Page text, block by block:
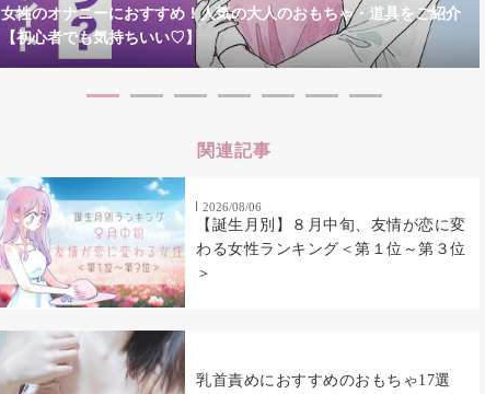
女性のオナニーにおすすめ！人気の大人のおもちゃ・道具をご紹介
【初心者でも気持ちいい♡】
関連記事
2026/08/06
【誕生月別】８月中旬、友情が恋に変
わる女性ランキング＜第１位～第３位
＞
乳首責めにおすすめのおもちゃ17選